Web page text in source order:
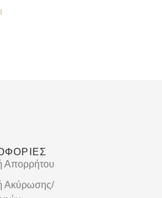
Απορρήτου
Ακύρωσης/